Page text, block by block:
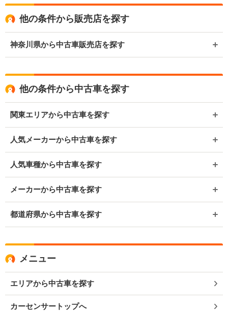
他の条件から販売店を探す
神奈川県から中古車販売店を探す
他の条件から中古車を探す
関東エリアから中古車を探す
人気メーカーから中古車を探す
人気車種から中古車を探す
メーカーから中古車を探す
都道府県から中古車を探す
メニュー
エリアから中古車を探す
カーセンサートップへ